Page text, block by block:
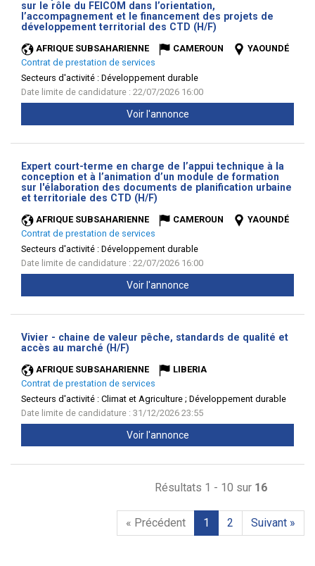
sur le rôle du FEICOM dans l’orientation,
l’accompagnement et le financement des projets de
développement territorial des CTD (H/F)
AFRIQUE SUBSAHARIENNE CAMEROUN
YAOUNDÉ
Contrat de prestation de services
Secteurs d'activité : Développement durable
Date limite de candidature : 22/07/2026 16:00
Voir l'annonce
Expert court-terme en charge de l’appui technique à la
conception et à l’animation d’un module de formation
sur l'élaboration des documents de planification urbaine
et territoriale des CTD (H/F)
AFRIQUE SUBSAHARIENNE CAMEROUN
YAOUNDÉ
Contrat de prestation de services
Secteurs d'activité : Développement durable
Date limite de candidature : 22/07/2026 16:00
Voir l'annonce
Vivier - chaine de valeur pêche, standards de qualité et
accès au marché (H/F)
AFRIQUE SUBSAHARIENNE
LIBERIA
Contrat de prestation de services
Secteurs d'activité : Climat et Agriculture ; Développement durable
Date limite de candidature : 31/12/2026 23:55
Voir l'annonce
Résultats 1 - 10 sur 16
« Précédent 1 2 Suivant »